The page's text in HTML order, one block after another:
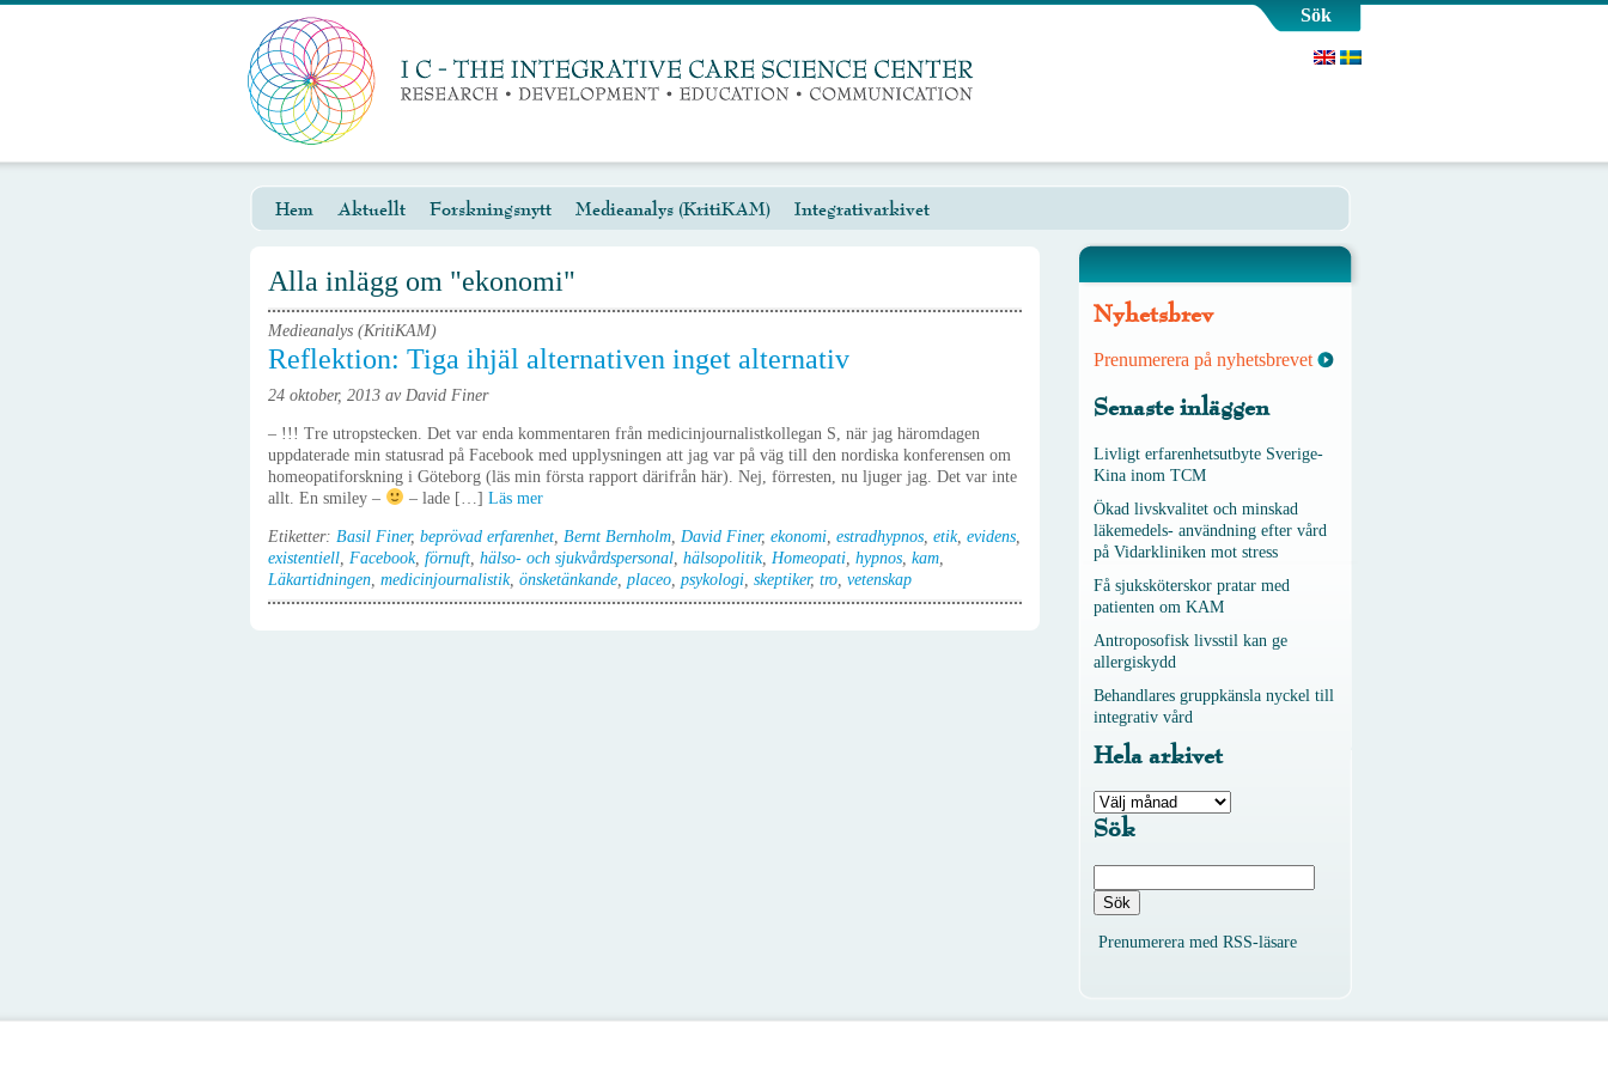
Sök
Hem Aktuellt Forskningsnytt Medieanalys (KritiKAM) Integrativarkivet
Alla inlägg om "ekonomi"
Medieanalys (KritiKAM)
Reflektion: Tiga ihjäl alternativen inget alternativ
24 oktober, 2013 av David Finer
– !!! Tre utropstecken. Det var enda kommentaren från medicinjournalistkollegan S, när jag häromdagen
uppdaterade min statusrad på Facebook med upplysningen att jag var på väg till den nordiska konferensen om
homeopatiforskning i Göteborg (läs min första rapport därifrån här). Nej, förresten, nu ljuger jag. Det var inte
allt. En smiley –
– lade […] Läs mer
Etiketter: Basil Finer, beprövad erfarenhet, Bernt Bernholm, David Finer, ekonomi, estradhypnos, etik, evidens,
existentiell, Facebook, förnuft, hälso- och sjukvårdspersonal, hälsopolitik, Homeopati, hypnos, kam,
Läkartidningen, medicinjournalistik, önsketänkande, placeo, psykologi, skeptiker, tro, vetenskap
Nyhetsbrev
Prenumerera på nyhetsbrevet
Senaste inläggen
Livligt erfarenhetsutbyte Sverige-
Kina inom TCM
Ökad livskvalitet och minskad
läkemedels- användning efter vård
på Vidarkliniken mot stress
Få sjuksköterskor pratar med
patienten om KAM
Antroposofisk livsstil kan ge
allergiskydd
Behandlares gruppkänsla nyckel till
integrativ vård
Hela arkivet
Hela
arkivet
Sök
efter:
Prenumerera med RSS-läsare